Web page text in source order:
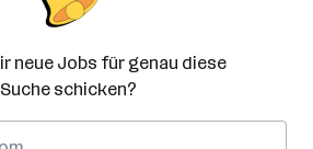
neue Jobs für genau diese
Suche schicken?